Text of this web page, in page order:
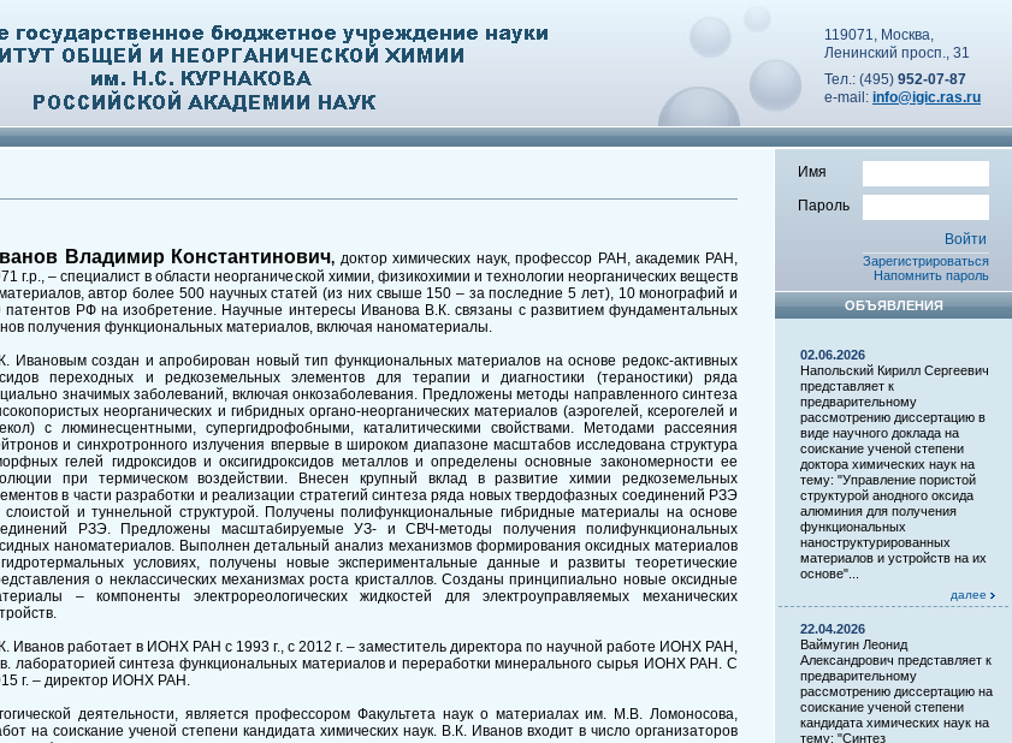
119071, Москва,
Ленинский просп., 31
Тел.: (495) 952-07-87
e-mail: info@igic.ras.ru
Владимир Константинович, доктор химических наук, профессор РАН, академик РАН,
г.р., – специалист в области неорганической химии, физикохимии и технологии неорганических веществ
автор более 500 научных статей (из них свыше 150 – за последние 5 лет), 10 монографий и
патентов РФ на изобретение. Научные интересы Иванова В.К. связаны с развитием фундаментальных
получения функциональных материалов, включая наноматериалы.
Ивановым создан и апробирован новый тип функциональных материалов на основе редокс-активных
переходных и редкоземельных элементов для терапии и диагностики (тераностики) ряда
значимых заболеваний, включая онкозаболевания. Предложены методы направленного синтеза
неорганических и гибридных органо-неорганических материалов (аэрогелей, ксерогелей и
с люминесцентными, супергидрофобными, каталитическими свойствами. Методами рассеяния
и синхротронного излучения впервые в широком диапазоне масштабов исследована структура
гелей гидроксидов и оксигидроксидов металлов и определены основные закономерности ее
при термическом воздействии. Внесен крупный вклад в развитие химии редкоземельных
в части разработки и реализации стратегий синтеза ряда новых твердофазных соединений РЗЭ
слоистой и туннельной структурой. Получены полифункциональные гибридные материалы на основе
РЗЭ. Предложены масштабируемые УЗ- и СВЧ-методы получения полифункциональных
наноматериалов. Выполнен детальный анализ механизмов формирования оксидных материалов
условиях, получены новые экспериментальные данные и развиты теоретические
о неклассических механизмах роста кристаллов. Созданы принципиально новые оксидные
– компоненты электрореологических жидкостей для электроуправляемых механических
Иванов работает в ИОНХ РАН с 1993 г., с 2012 г. – заместитель директора по научной работе ИОНХ РАН,
лабораторией синтеза функциональных материалов и переработки минерального сырья ИОНХ РАН. С
г. – директор ИОНХ РАН.
деятельности, является профессором Факультета наук о материалах им. М.В. Ломоносова,
на соискание ученой степени кандидата химических наук. В.К. Иванов входит в число организаторов
Имя
Пароль
Зарегистрироваться
Напомнить пароль
ОБЪЯВЛЕНИЯ
02.06.2026
Напольский Кирилл Сергеевич
представляет к
предварительному
рассмотрению диссертацию в
виде научного доклада на
соискание ученой степени
доктора химических наук на
тему: "Управление пористой
структурой анодного оксида
алюминия для получения
функциональных
наноструктурированных
материалов и устройств на их
основе"...
далее
22.04.2026
Ваймугин Леонид
Александрович представляет к
предварительному
рассмотрению диссертацию на
соискание ученой степени
кандидата химических наук на
тему: "Синтез